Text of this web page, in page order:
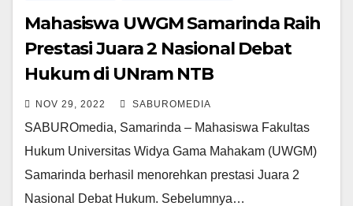
Mahasiswa UWGM Samarinda Raih
Prestasi Juara 2 Nasional Debat
Hukum di UNram NTB
NOV 29, 2022 SABUROMEDIA
SABUROmedia, Samarinda – Mahasiswa Fakultas
Hukum Universitas Widya Gama Mahakam (UWGM)
Samarinda berhasil menorehkan prestasi Juara 2
Nasional Debat Hukum. Sebelumnya…